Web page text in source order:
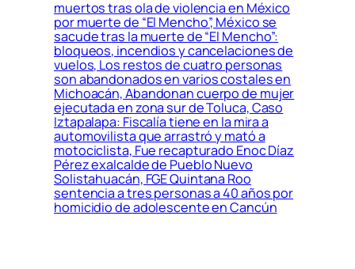
muertos tras ola de violencia en México
por muerte de “El Mencho”, México se
sacude tras la muerte de “El Mencho”:
bloqueos, incendios y cancelaciones de
vuelos, Los restos de cuatro personas
son abandonados en varios costales en
Michoacán, Abandonan cuerpo de mujer
ejecutada en zona sur de Toluca, Caso
Iztapalapa: Fiscalía tiene en la mira a
automovilista que arrastró y mató a
motociclista, Fue recapturado Enoc Díaz
Pérez exalcalde de Pueblo Nuevo
Solistahuacán, FGE Quintana Roo
sentencia a tres personas a 40 años por
homicidio de adolescente en Cancún